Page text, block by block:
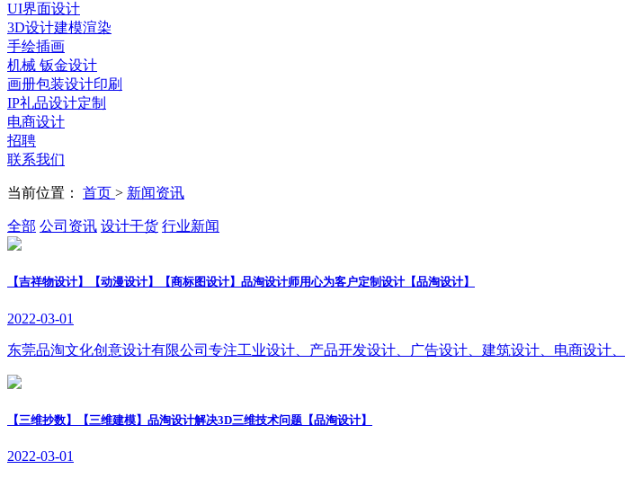
UI界面设计
3D设计建模渲染
手绘插画
机械 钣金设计
画册包装设计印刷
IP礼品设计定制
电商设计
招聘
联系我们
当前位置： 首页 > 新闻资讯
全部 公司资讯 设计干货 行业新闻
【吉祥物设计】【动漫设计】【商标图设计】品淘设计师用心为客户定制设计【品淘设计】
2022-03-01
东莞品淘文化创意设计有限公司专注工业设计、产品开发设计、广告设计、建筑设计、电商设计
【三维抄数】【三维建模】品淘设计解决3D三维技术问题【品淘设计】
2022-03-01